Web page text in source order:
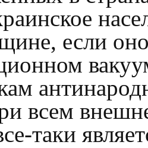
если
всем
таки